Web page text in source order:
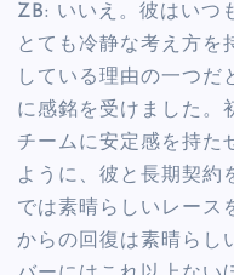
ZB: いいえ。彼はいつ
とても冷静な考え方を
している理由の一つだ
に感銘を受けました。
チームに安定感を持た
ように、彼と長期契約
では素晴らしいレース
からの回復は素晴らし